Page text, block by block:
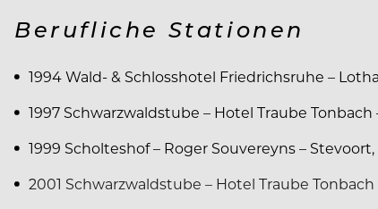
Berufliche Stationen
1994 Wald- & Schlosshotel Friedrichsruhe –
1997 Schwarzwaldstube – Hotel Traube
1999 Scholteshof – Roger Souvereyns –
2001 Schwarzwaldstube – Hotel Traube